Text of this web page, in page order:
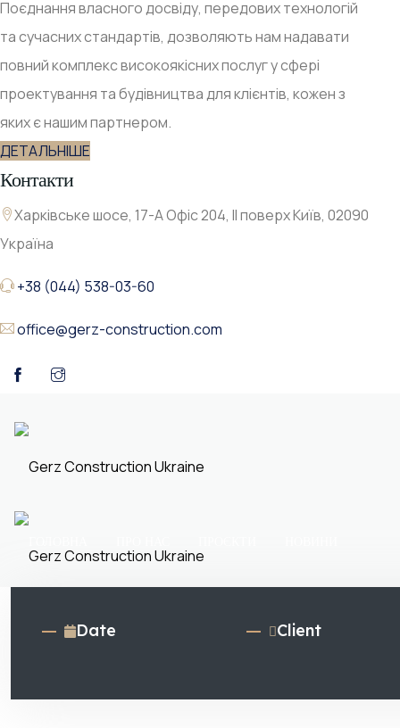
Поєднання власного досвіду, передових технологій
та сучасних стандартів, дозволяють нам надавати
повний комплекс високоякісних послуг у сфері
проектування та будівництва для клієнтів, кожен з
яких є нашим партнером.
ДЕТАЛЬНІШЕ
Контакти
Харківське шосе, 17-А Офіс 204, ІІ поверх Київ, 02090
Україна
+38 (044) 538-03-60
office@gerz-construction.com
Date Client